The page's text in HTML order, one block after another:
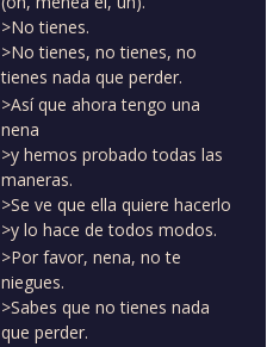
>No tienes.
>No tienes, no tienes, no
tienes nada que perder.
>Así que ahora tengo una
nena
>y hemos probado todas las
maneras.
>Se ve que ella quiere hacerlo
>y lo hace de todos modos.
>Por favor, nena, no te
niegues.
>Sabes que no tienes nada
que perder.